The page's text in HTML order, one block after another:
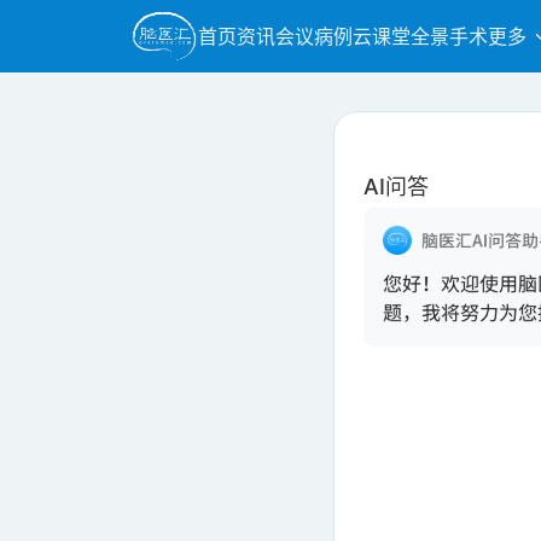
首页资讯会议病例 云课堂全景手术更多
AI问答